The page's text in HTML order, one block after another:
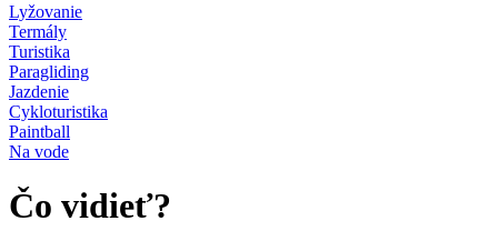
Lyžovanie
Termály
Turistika
Paragliding
Jazdenie
Cykloturistika
Paintball
Na vode
Čo vidieť?